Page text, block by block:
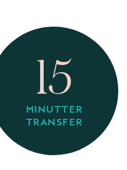
15
MINUTTER
TRANSFER